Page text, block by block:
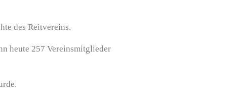
des Reitvereins.
heute 257 Vereinsmitglieder